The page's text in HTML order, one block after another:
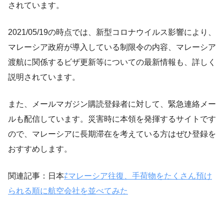
されています。
2021/05/19の時点では、新型コロナウイルス影響により、
マレーシア政府が導入している制限令の内容、マレーシア
渡航に関係するビザ更新等についての最新情報も、詳しく
説明されています。
また、メールマガジン購読登録者に対して、緊急連絡メー
ルも配信しています。災害時に本領を発揮するサイトです
ので、マレーシアに長期滞在を考えている方はぜひ登録を
おすすめします。
関連記事：日本⇄マレーシア往復、手荷物をたくさん預け
られる順に航空会社を並べてみた